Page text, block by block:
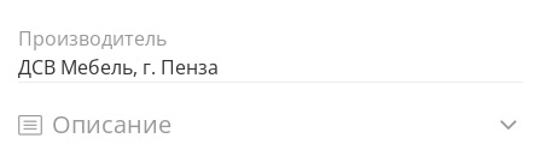
Производитель
ДСВ Мебель, г. Пенза
Описание